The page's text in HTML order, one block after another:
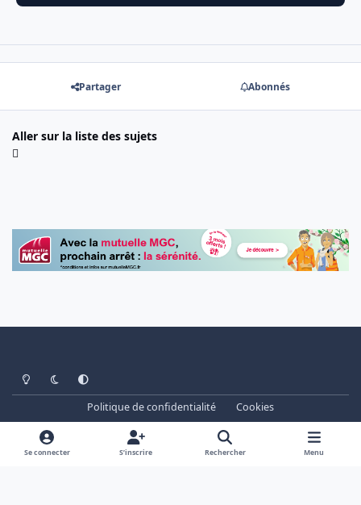
Partager Abonnés
Aller sur la liste des sujets
Light ModeDark ModeSystem Preference
Politique de confidentialité
Cookies
www.cheminots.net - Forum Libre depuis 2003
Powered by
Invision Community
Se connecter S’inscrire Rechercher Menu